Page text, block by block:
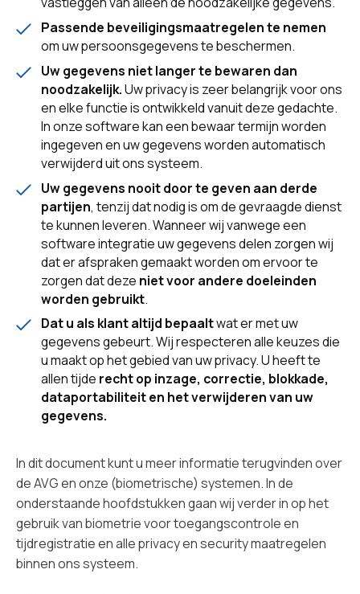
Passende beveiligingsmaatregelen te nemen
om uw persoonsgegevens te beschermen.
Uw gegevens niet langer te bewaren dan
noodzakelijk.Uw privacy is zeer belangrijk voor ons
en elke functie is ontwikkeld vanuit deze gedachte.
In onze software kan een bewaar termijn worden
ingegeven en uw gegevens worden automatisch
verwijderd uit ons systeem.
Uw gegevens nooit door te geven aan derde
partijen, tenzij dat nodig is om de gevraagde dienst
te kunnen leveren. Wanneer wij vanwege een
software integratie uw gegevens delen zorgen wij
dat er afspraken gemaakt worden om ervoor te
zorgen dat deze niet voor andere doeleinden
worden gebruikt.
Dat u als klant altijd bepaaltwat er met uw
gegevens gebeurt. Wij respecteren alle keuzes die
u maakt op het gebied van uw privacy. U heeft te
allen tijde recht op inzage, correctie, blokkade,
dataportabiliteit en het verwijderen van uw
gegevens.
In dit document kunt u meer informatie terugvinden over
de AVG en onze (biometrische) systemen. In de
onderstaande hoofdstukken gaan wij verder in op het
gebruik van biometrie voor toegangscontrole en
tijdregistratie en alle privacy en security maatregelen
binnen ons systeem.